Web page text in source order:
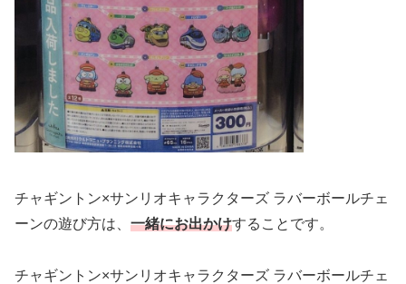
チャギントン×サンリオキャラクターズ ラバーボールチェ
ーンの遊び方は、 一緒にお出かけすることです。
チャギントン×サンリオキャラクターズ ラバーボールチェ